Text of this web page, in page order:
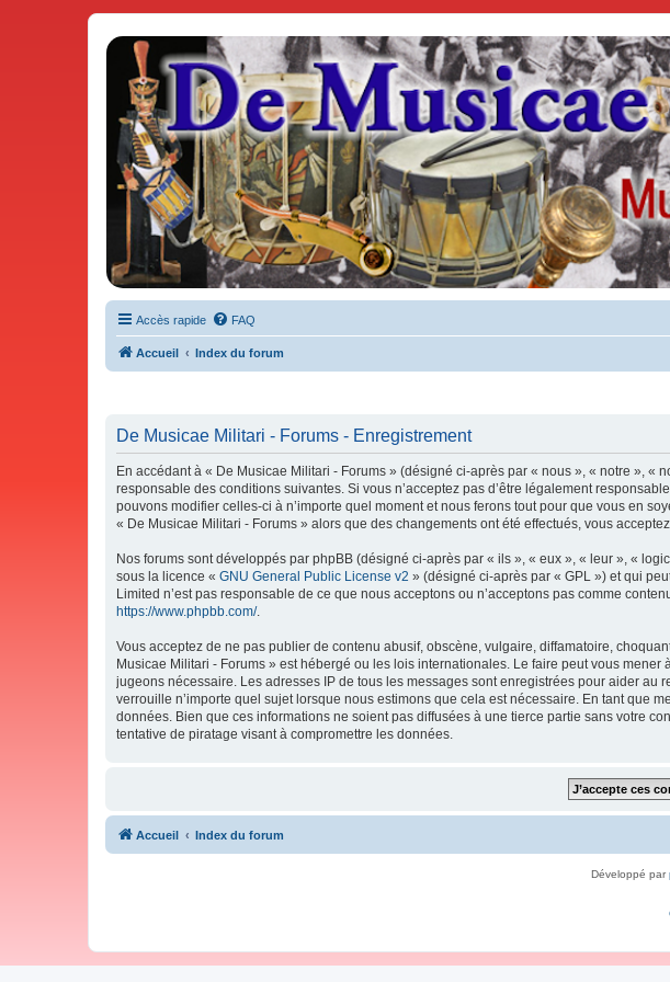
De Musicae Militari - Forums
Forums de discussions
Accès rapide FAQ
Accueil Index du forum
De Musicae Militari - Forums - Enregistrement
En accédant à « De Musicae Militari - Forums » (désigné ci-après par « nous », « notre », «
responsable des conditions suivantes. Si vous n’acceptez pas d’être légalement
pouvons modifier celles-ci à n’importe quel moment et nous ferons tout pour que vous en
« De Musicae Militari - Forums » alors que des changements ont été effectués, vous
Nos forums sont développés par phpBB (désigné ci-après par « ils », « eux », « leur », «
sous la licence « GNU General Public License v2 » (désigné ci-après par « GPL ») et qui
Limited n’est pas responsable de ce que nous acceptons ou n’acceptons pas comme
https://www.phpbb.com/.
Vous acceptez de ne pas publier de contenu abusif, obscène, vulgaire, diffamatoire,
Musicae Militari - Forums » est hébergé ou les lois internationales. Le faire peut vous
jugeons nécessaire. Les adresses IP de tous les messages sont enregistrées pour aider
verrouille n’importe quel sujet lorsque nous estimons que cela est nécessaire. En tant que
données. Bien que ces informations ne soient pas diffusées à une tierce partie sans votre
tentative de piratage visant à compromettre les données.
Accueil Index du forum
Développé par